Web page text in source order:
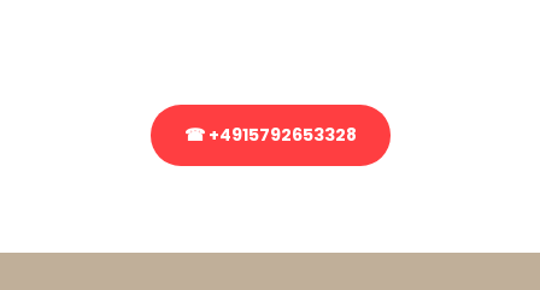
☎ +4915792653328